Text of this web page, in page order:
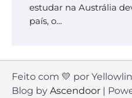
estudar na Austrália
país, o…
Feito com 💛 por
Blog by Ascendoor |